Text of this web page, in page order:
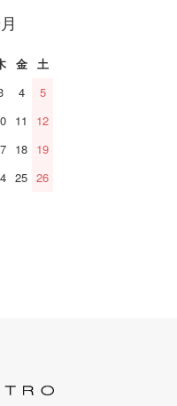
金
土
4
5
11
12
18 19
25 26